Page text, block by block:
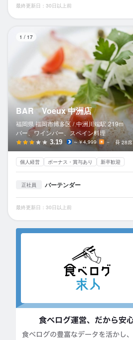
最終更新日：30日以上前
1 / 17
BAR Voeux 中洲店
福岡県 福岡市博多区 / 中洲川端駅 219m
バー、ワインバー、スペイン料理
3.19 ～￥4,999 － 28席
個人経営 ボーナス・賞与あり 新卒歓迎
正社員 バーテンダー
最終更新日：30日以上前